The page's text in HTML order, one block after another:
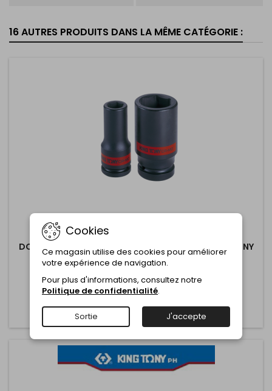
16 AUTRES PRODUITS DANS LA MÊME CATÉGORIE :
MARQUE:
DOUILLE LONGUE A CHOC 3-4" 6 P 2"(INCH)-KINGTONY
Commentaire(s):
 Ajouter au panier Plus
Cookies
Ce magasin utilise des cookies pour améliorer
votre expérience de navigation.
Pour plus d'informations, consultez notre
Politique de confidentialité.
Sortie J'accepte